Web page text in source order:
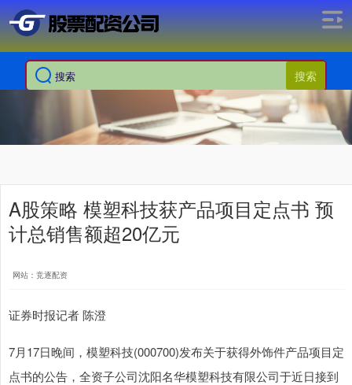
搜索
A股策略 模塑科技获产品项目定点书 预
计总销售额超20亿元
网站：竞逐配资
证券时报记者 陈澄
7月17日晚间，模塑科技(000700)发布关于获得外饰件产品项目定
点书的公告，全资子公司沈阳名华模塑科技有限公司于近日接到